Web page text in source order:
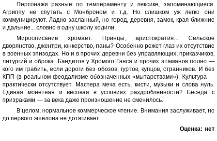
Персонажи разные по темпераменту и лексике, запоминающиеся.
Агриппу не спутать с Монброном и т.д. Но слишком уж легко они
коммуницируют. Ладно засланный, но город, деревня, замок, края ближние
и дальние... словно в одну школу ходили.
Мироописание хромает. Принцы, аристократия... Сельское
дворянство, джентри, юнкерство, паны? Особенно режет глаз их отсутствие
в военных эпизодах. Но и в прочих деревни без управляющих, приказчиков,
литургий и оброка. Бандитов у Хромого Ганса и прочих атаманов полно —
кого им грабить, если дороги без обозов, гуртов, купцов, странников. И без
КПП (в реальном феодализме обозначенных «мытарствами»). Культура —
практически отсутствует. Мастера меча есть, кисти, музыки и слова нуль.
Единая монетная и весовая в условиях раздробленности? Беседа с
призраками — за века даже произношение не сменилось.
В целом, нормальное коммерческое чтение. Внимания заслуживает, но
до первого эшелона не дотягивает.
Оценка: нет